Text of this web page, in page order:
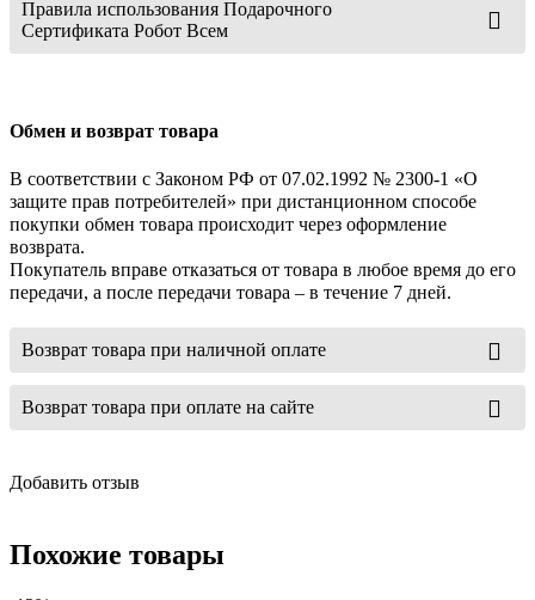
Правила использования Подарочного
Сертификата Робот Всем
Обмен и возврат товара
В соответствии с Законом РФ от 07.02.1992 № 2300-1 «О
защите прав потребителей» при дистанционном способе
покупки обмен товара происходит через оформление
возврата.
Покупатель вправе отказаться от товара в любое время до его
передачи, а после передачи товара – в течение 7 дней.
Возврат товара при наличной оплате
Возврат товара при оплате на сайте
Добавить отзыв
Похожие товары